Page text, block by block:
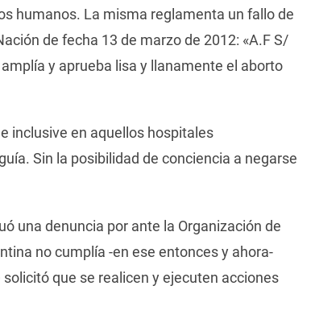
humanos. La misma reglamenta un fallo de
de fecha 13 de marzo de 2012: «A.F S/
amplía y aprueba lisa y llanamente el aborto
inclusive en aquellos hospitales
Sin la posibilidad de conciencia a negarse
una denuncia por ante la Organización de
no cumplía -en ese entonces y ahora-
que se realicen y ejecuten acciones